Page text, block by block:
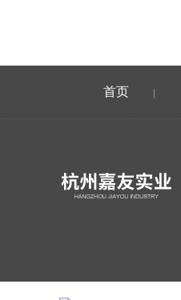
首页